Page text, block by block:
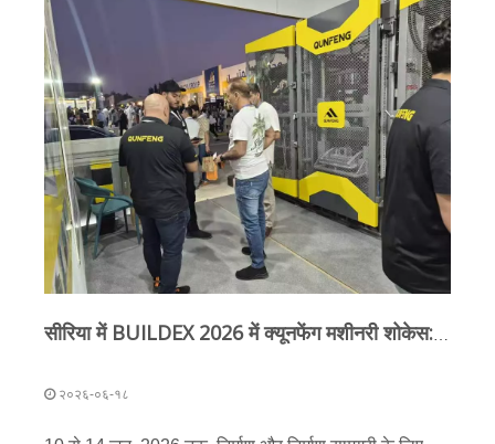
सीरिया में BUILDEX 2026 में क्यूनफेंग मशीनरी शोकेस: 'चीन में इंटेलिजेंट मैन्युफैक्चरिंग' युद्ध के बाद के पुनर्निर्माण का समर्थन करता है
२०२६-०६-१८